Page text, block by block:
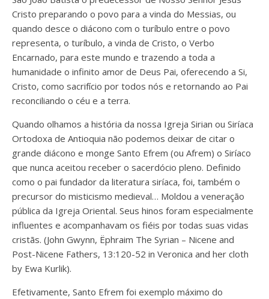
Cristo preparando o povo para a vinda do Messias, ou
quando desce o diácono com o turíbulo entre o povo
representa, o turíbulo, a vinda de Cristo, o Verbo
Encarnado, para este mundo e trazendo a toda a
humanidade o infinito amor de Deus Pai, oferecendo a Si,
Cristo, como sacrifício por todos nós e retornando ao Pai
reconciliando o céu e a terra.
Quando olhamos a história da nossa Igreja Sirian ou Siríaca
Ortodoxa de Antioquia não podemos deixar de citar o
grande diácono e monge Santo Efrem (ou Afrem) o Siríaco
que nunca aceitou receber o sacerdócio pleno. Definido
como o pai fundador da literatura siríaca, foi, também o
precursor do misticismo medieval… Moldou a veneração
pública da Igreja Oriental. Seus hinos foram especialmente
influentes e acompanhavam os fiéis por todas suas vidas
cristãs. (John Gwynn, Ëphraim The Syrian – Nicene and
Post-Nicene Fathers, 13:120-52 in Veronica and her cloth
by Ewa Kurlik).
Efetivamente, Santo Efrem foi exemplo máximo do